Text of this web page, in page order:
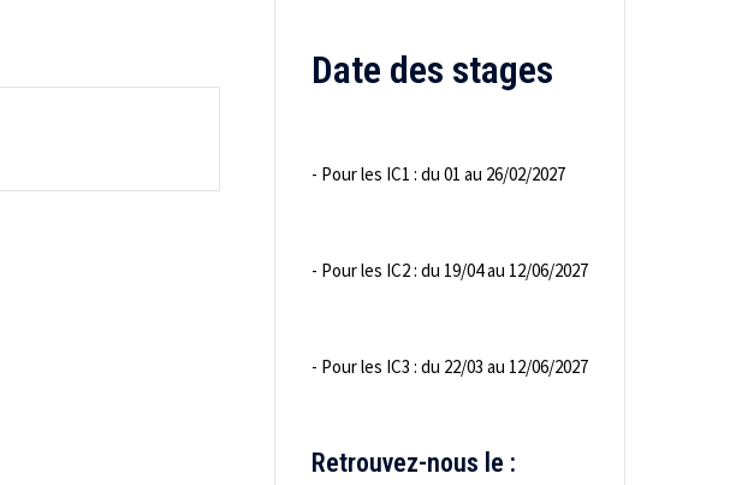
Date des stages
- Pour les IC1 : du 01 au 26/02/2027
- Pour les IC2 : du 19/04 au 12/06/2027
- Pour les IC3 : du 22/03 au 12/06/2027
Retrouvez-nous le :